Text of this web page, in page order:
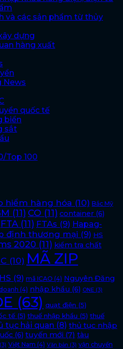
và các sản phẩm từ thủy
dựng
hàng xuất
News
quốc tế
biển
sắt
Top 100
hiểm hàng hóa (10) Bắc Mỹ
(11) CO (11) container (6)
FTA (11) FTAs (9) Hapag-
định thương mại (9) HS
2020 (11) kiểm tra chất
(10) MÃ ZIP
(9) mã ICAO (4) Nguyên Đăng
(4) nhập khẩu (6) ONE (3)
(63) quạt điện (5)
tế (5) thuế nhập khẩu (5) thuế
tục hải quan (8) thủ tục nhập
(6) tuyến mới (7) tàu
(3) Việt Nam (4) Văn bản (3) vận chuyển